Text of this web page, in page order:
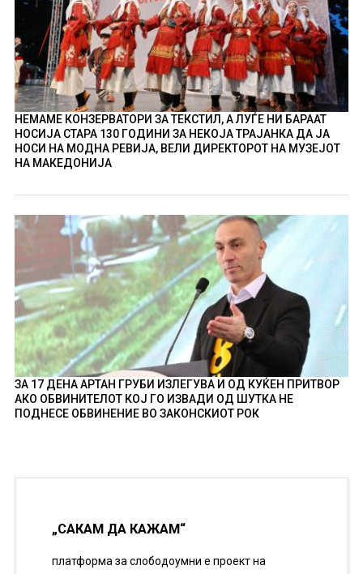
НЕМАМЕ КОНЗЕРВАТОРИ ЗА ТЕКСТИЛ, А ЛУЃЕ НИ БАРААТ
НОСИЈА СТАРА 130 ГОДИНИ ЗА НЕКОЈА ТРАЈАНКА ДА ЈА
НОСИ НА МОДНА РЕВИЈА, ВЕЛИ ДИРЕКТОРОТ НА МУЗЕЈОТ
НА МАКЕДОНИЈА
ЗА 17 ДЕНА АРТАН ГРУБИ ИЗЛЕГУВА И ОД КУЌЕН ПРИТВОР
АКО ОБВИНИТЕЛОТ КОЈ ГО ИЗВАДИ ОД ШУТКА НЕ
ПОДНЕСЕ ОБВИНЕНИЕ ВО ЗАКОНСКИОТ РОК
„САКАМ ДА КАЖАМ“
платформа за слободоумни е проект на